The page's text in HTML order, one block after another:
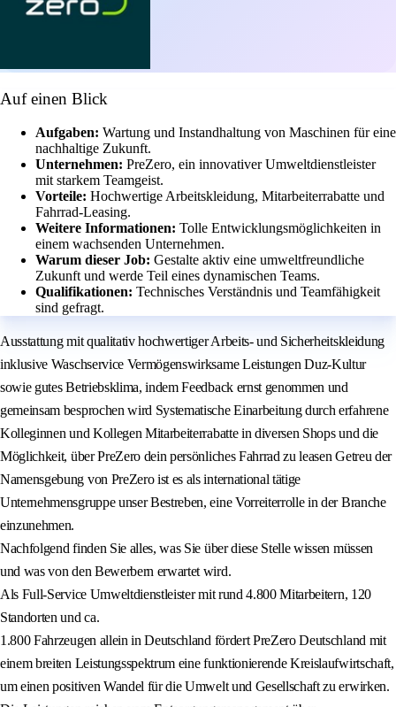
Auf einen Blick
Aufgaben: Wartung und Instandhaltung von Maschinen für eine
nachhaltige Zukunft.
Unternehmen: PreZero, ein innovativer Umweltdienstleister
mit starkem Teamgeist.
Vorteile: Hochwertige Arbeitskleidung, Mitarbeiterrabatte und
Fahrrad-Leasing.
Weitere Informationen: Tolle Entwicklungsmöglichkeiten in
einem wachsenden Unternehmen.
Warum dieser Job: Gestalte aktiv eine umweltfreundliche
Zukunft und werde Teil eines dynamischen Teams.
Qualifikationen: Technisches Verständnis und Teamfähigkeit
sind gefragt.
Ausstattung mit qualitativ hochwertiger Arbeits- und Sicherheitskleidung
inklusive Waschservice Vermögenswirksame Leistungen Duz-Kultur
sowie gutes Betriebsklima, indem Feedback ernst genommen und
gemeinsam besprochen wird Systematische Einarbeitung durch erfahrene
Kolleginnen und Kollegen Mitarbeiterrabatte in diversen Shops und die
Möglichkeit, über PreZero dein persönliches Fahrrad zu leasen Getreu der
Namensgebung von PreZero ist es als international tätige
Unternehmensgruppe unser Bestreben, eine Vorreiterrolle in der Branche
einzunehmen.
Nachfolgend finden Sie alles, was Sie über diese Stelle wissen müssen
und was von den Bewerbern erwartet wird.
Als Full-Service Umweltdienstleister mit rund 4.800 Mitarbeitern, 120
Standorten und ca.
1.800 Fahrzeugen allein in Deutschland fördert PreZero Deutschland mit
einem breiten Leistungsspektrum eine funktionierende Kreislaufwirtschaft,
um einen positiven Wandel für die Umwelt und Gesellschaft zu erwirken.